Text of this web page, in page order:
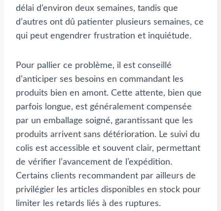
délai d’environ deux semaines, tandis que
d’autres ont dû patienter plusieurs semaines, ce
qui peut engendrer frustration et inquiétude.
Pour pallier ce problème, il est conseillé
d’anticiper ses besoins en commandant les
produits bien en amont. Cette attente, bien que
parfois longue, est généralement compensée
par un emballage soigné, garantissant que les
produits arrivent sans détérioration. Le suivi du
colis est accessible et souvent clair, permettant
de vérifier l’avancement de l’expédition.
Certains clients recommandent par ailleurs de
privilégier les articles disponibles en stock pour
limiter les retards liés à des ruptures.